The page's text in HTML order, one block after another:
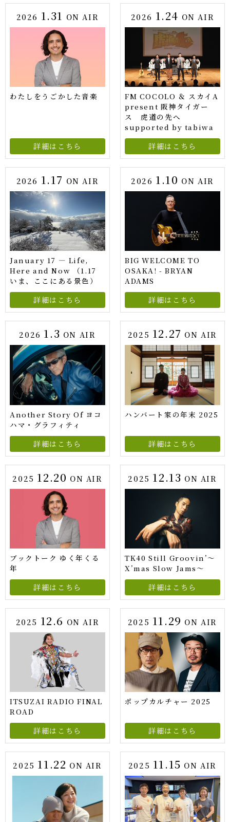
2026 1.31 ON AIR
わたしをうごかした音楽
詳細はこちら
2026 1.24 ON AIR
FM COCOLO ＆ スカイA
present 阪神タイガー
ス 虎道の先へ
supported by tabiwa
詳細はこちら
2026 1.17 ON AIR
January 17 — Life,
Here and Now （1.17
いま、ここにある景色）
詳細はこちら
2026 1.10 ON AIR
BIG WELCOME TO
OSAKA! - BRYAN
ADAMS
詳細はこちら
2026 1.3 ON AIR
Another Story Of ヨコ
ハマ・グラフィティ
詳細はこちら
2025 12.27 ON AIR
ハンバート家の年末 2025
詳細はこちら
2025 12.20 ON AIR
ブックトーク ゆく年くる
年
詳細はこちら
2025 12.13 ON AIR
TK40 Still Groovin’～
X’mas Slow Jams～
詳細はこちら
2025 12.6 ON AIR
ITSUZAI RADIO FINAL
ROAD
詳細はこちら
2025 11.29 ON AIR
ポップカルチャー 2025
詳細はこちら
2025 11.22 ON AIR 2025 11.15 ON AIR